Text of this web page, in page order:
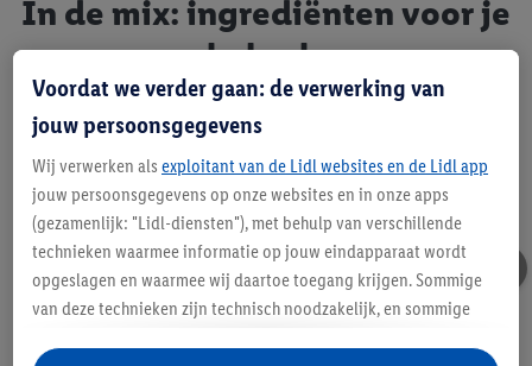
In de mix: ingrediënten voor je
baksels
Voordat we verder gaan: de verwerking van
jouw persoonsgegevens
Wij verwerken als exploitant van de Lidl websites en de Lidl app
jouw persoonsgegevens op onze websites en in onze apps
(gezamenlijk: "Lidl-diensten"), met behulp van verschillende
technieken waarmee informatie op jouw eindapparaat wordt
opgeslagen en waarmee wij daartoe toegang krijgen. Sommige
van deze technieken zijn technisch noodzakelijk, en sommige